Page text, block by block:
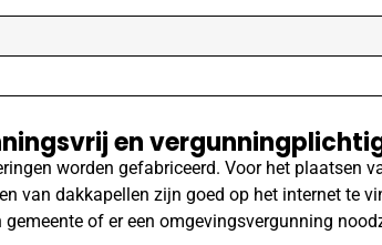
en
worden gefabriceerd. Voor het plaatsen
van dakkapellen zijn goed op het internet te
of er een omgevingsvergunning